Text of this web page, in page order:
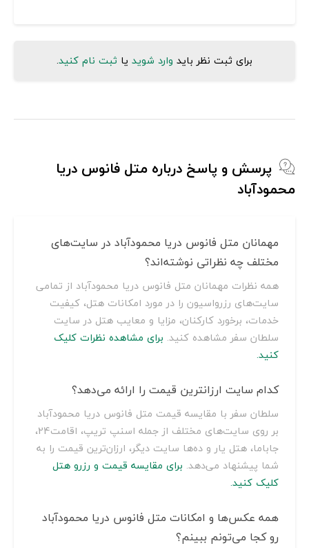
برای ثبت نظر باید وارد شوید یا ثبت نام کنید.
پرسش و پاسخ درباره متل فانوس دریا
محمودآباد
مهمانان متل فانوس دریا محمودآباد در سایت‌های
مختلف چه نظراتی نوشته‌اند؟
همه نظرات مهمانان متل فانوس دریا محمودآباد از تمامی
سایت‌های رزرواسیون را در مورد امکانات هتل، کیفیت
خدمات، برخورد کارکنان، مزایا و معایب هتل در سایت
سلطان سفر مشاهده کنید. برای مشاهده نظرات کلیک
کنید.
کدام سایت ارزانترین قیمت را ارائه می‌دهد؟
سلطان سفر با مقایسه قیمت متل فانوس دریا محمودآباد
بر روی سایت‌های مختلف از جمله اسنپ تریپ، اقامت24،
جاباما، هتل یار و ده‌ها سایت دیگر، ارزان‌ترین قیمت را به
شما پیشنهاد می‌دهد. برای مقایسه قیمت و رزرو هتل
کلیک کنید.
همه عکس‌ها و امکانات متل فانوس دریا محمودآباد
رو کجا می‌تونم ببینم؟